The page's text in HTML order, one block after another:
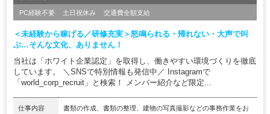
PC経験不要 土日祝休み 交通費全額支給
＜未経験から稼げる／研修充実＞怒鳴られる・帰れない・大声で叫
ぶ…そんな文化、ありません！
当社は「ホワイト企業認定」を取得し、働きやすい環境づくりを徹底
しています。 ＼SNSで特別情報も発信中／ Instagramで
「world_corp_recruit」と検索！ メンバー紹介など限定...
仕事内容
書類の作成、書類の整理、建物の写真撮影などの事務作業をお